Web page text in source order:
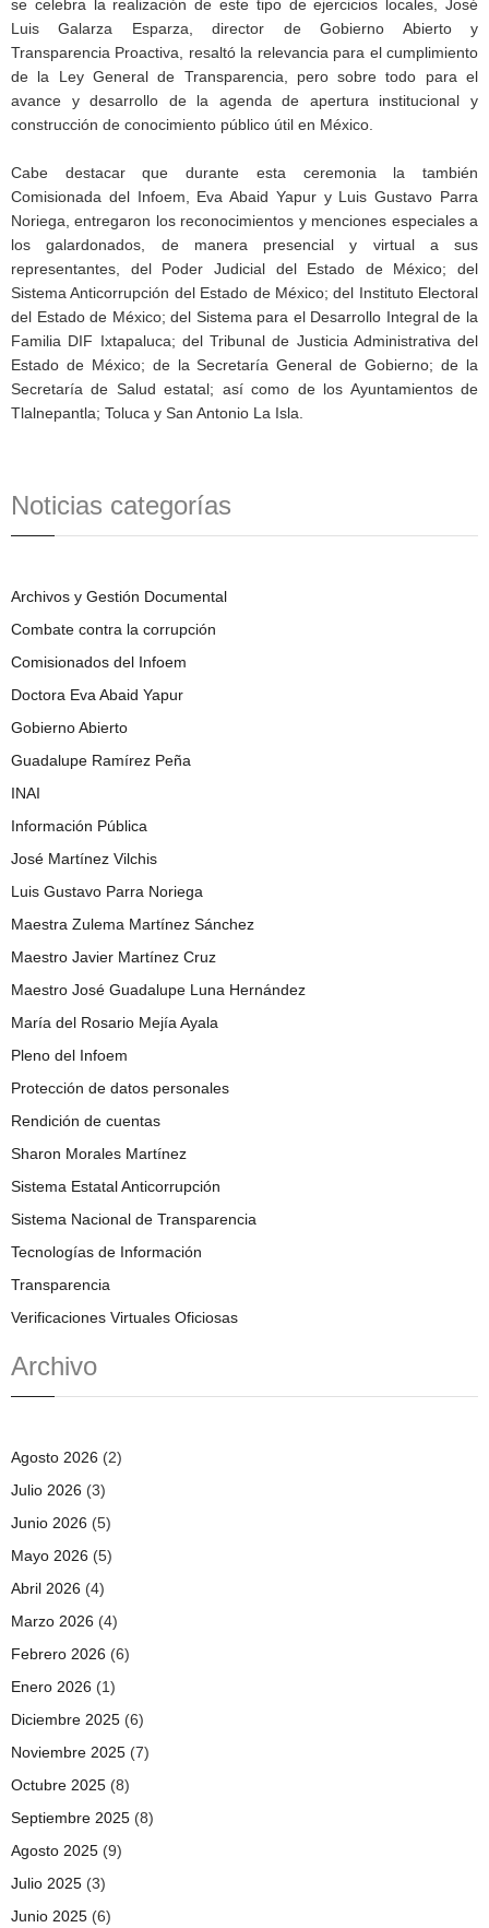
se celebra la realización de este tipo de ejercicios locales, José
Luis Galarza Esparza, director de Gobierno Abierto y
Transparencia Proactiva, resaltó la relevancia para el cumplimiento
de la Ley General de Transparencia, pero sobre todo para el
avance y desarrollo de la agenda de apertura institucional y
construcción de conocimiento público útil en México.
Cabe destacar que durante esta ceremonia la también
Comisionada del Infoem, Eva Abaid Yapur y Luis Gustavo Parra
Noriega, entregaron los reconocimientos y menciones especiales a
los galardonados, de manera presencial y virtual a sus
representantes, del Poder Judicial del Estado de México; del
Sistema Anticorrupción del Estado de México; del Instituto Electoral
del Estado de México; del Sistema para el Desarrollo Integral de la
Familia DIF Ixtapaluca; del Tribunal de Justicia Administrativa del
Estado de México; de la Secretaría General de Gobierno; de la
Secretaría de Salud estatal; así como de los Ayuntamientos de
Tlalnepantla; Toluca y San Antonio La Isla.
Noticias categorías
Archivos y Gestión Documental
Combate contra la corrupción
Comisionados del Infoem
Doctora Eva Abaid Yapur
Gobierno Abierto
Guadalupe Ramírez Peña
INAI
Información Pública
José Martínez Vilchis
Luis Gustavo Parra Noriega
Maestra Zulema Martínez Sánchez
Maestro Javier Martínez Cruz
Maestro José Guadalupe Luna Hernández
María del Rosario Mejía Ayala
Pleno del Infoem
Protección de datos personales
Rendición de cuentas
Sharon Morales Martínez
Sistema Estatal Anticorrupción
Sistema Nacional de Transparencia
Tecnologías de Información
Transparencia
Verificaciones Virtuales Oficiosas
Archivo
Agosto 2026 (2)
Julio 2026 (3)
Junio 2026 (5)
Mayo 2026 (5)
Abril 2026 (4)
Marzo 2026 (4)
Febrero 2026 (6)
Enero 2026 (1)
Diciembre 2025 (6)
Noviembre 2025 (7)
Octubre 2025 (8)
Septiembre 2025 (8)
Agosto 2025 (9)
Julio 2025 (3)
Junio 2025 (6)